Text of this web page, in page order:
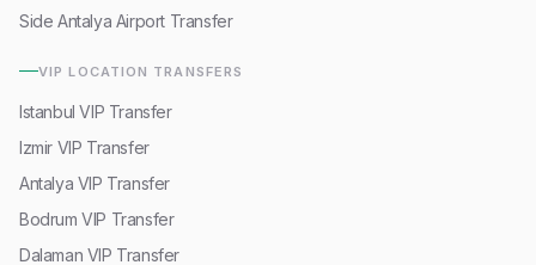
Side Antalya Airport Transfer
VIP LOCATION TRANSFERS
Istanbul VIP Transfer
Izmir VIP Transfer
Antalya VIP Transfer
Bodrum VIP Transfer
Dalaman VIP Transfer